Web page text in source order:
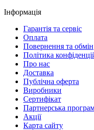
Інформація
Гарантія та сервіс
Оплата
Повернення та обмін
Політика
Про нас
Доставка
Публічна оферта
Виробники
Сертифікат
Партнерська
Акції
Карта сайту